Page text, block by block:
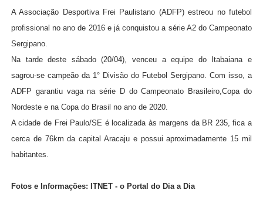
A Associação Desportiva Frei Paulistano (ADFP) estreou no futebol
profissional no ano de 2016 e já conquistou a série A2 do Campeonato
Sergipano.
Na tarde deste sábado (20/04), venceu a equipe do Itabaiana e
sagrou-se campeão da 1° Divisão do Futebol Sergipano. Com isso, a
ADFP garantiu vaga na série D do Campeonato Brasileiro,Copa do
Nordeste e na Copa do Brasil no ano de 2020.
A cidade de Frei Paulo/SE é localizada às margens da BR 235, fica a
cerca de 76km da capital Aracaju e possui aproximadamente 15 mil
habitantes.
Fotos e Informações: ITNET - o Portal do Dia a Dia